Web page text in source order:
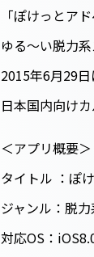
「ぽけっとア
ゆる～い脱力
2015年6月29
日本国内向け
＜アプリ概要＞
タイトル ：ぽ
ジャンル：脱
対応OS：